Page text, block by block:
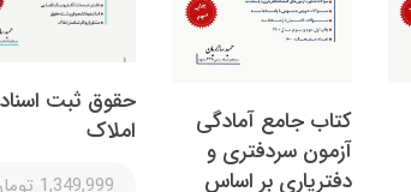
کتاب جامع آمادگی
آزمون سردفتری و
دفتریاری بر اساس
حقوق ثبت
املاک